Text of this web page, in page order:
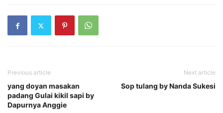
Previous article
yang doyan masakan
padang Gulai kikil sapi by
Dapurnya Anggie
Next article
Sop tulang by Nanda Sukesi